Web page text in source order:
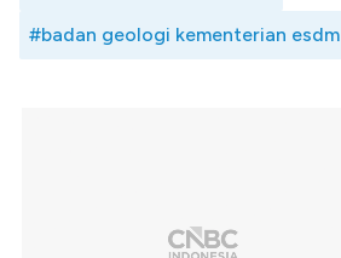
#badan geologi kementerian esdm